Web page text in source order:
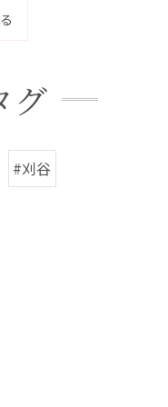
グ
#刈谷